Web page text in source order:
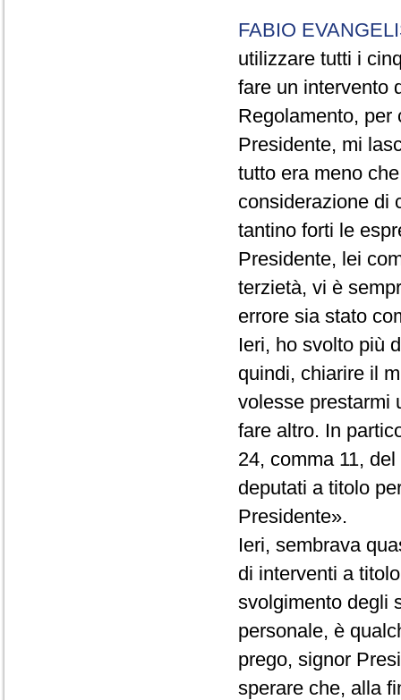
FABIO
utilizzare tutti i
fare un intervento
Regolamento, per
Presidente, mi
tutto era meno
considerazione di
tantino forti le
Presidente, lei
terzietà, vi è
errore sia stato
Ieri, ho svolto più
quindi, chiarire il
volesse prestarmi
fare altro. In
24, comma 11,
deputati a titolo
Presidente».
Ieri, sembrava
di interventi a
svolgimento degli
personale, è
prego, signor
sperare che, alla